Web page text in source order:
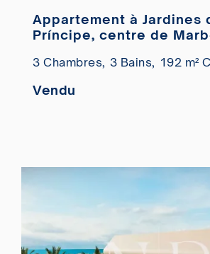
Appartement à Jardines
Príncipe, centre de
3 Chambres, 3 Bains, 192 m²
Vendu